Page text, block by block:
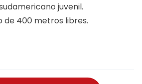
juvenil.
de 400 metros libres.